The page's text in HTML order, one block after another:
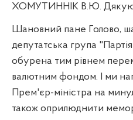
ХОМУТИННІК В.Ю.
Шановний пане Голово,
депутатська група
обурена тим рівнем
валютним фондом. І ми
Прем'єр-міністра на
також оприлюднити